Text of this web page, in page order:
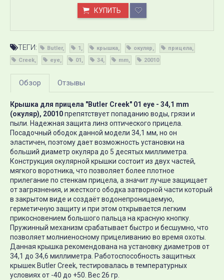
КУПИТЬ
ТЕГИ: Butler 1 крышка окуляр
прицела
Creek
eye 01 34 mm 20010
Обзор Отзывы
Крышка для прицела "Butler Creek" 01 eye - 34,1 mm
(окуляр), 20010препятствует попаданию воды, грязи и
пыли. Надежная защита линз оптического прицела.
Посадочный ободок данной модели 34,1 мм, но он
эластичен, поэтому дает возможность установки на
больший диаметр окуляра до 5 десятых миллиметра.
Конструкция окулярной крышки состоит из двух частей,
мягкого воротника, что позволяет более плотное
прилегание по стенкам прицела, а значит лучше защищает
от загрязнения, и жесткого ободка затворной части который
в закрытом виде и создаёт водонепроницаемую,
герметичную защиту и при этом открывается легким
прикосновением большого пальца на красную кнопку.
Пружинный механизм срабатывает быстро и бесшумно, что
позволяет молниеносному прицеливанию во время охоты.
Данная крышка рекомендована на установку диаметров от
34,1 до 34,6 миллиметра. Работоспособность защитных
крышек Butler Creek, тестировалась в температурных
условиях от -40 до +50. Вес 26 гр.